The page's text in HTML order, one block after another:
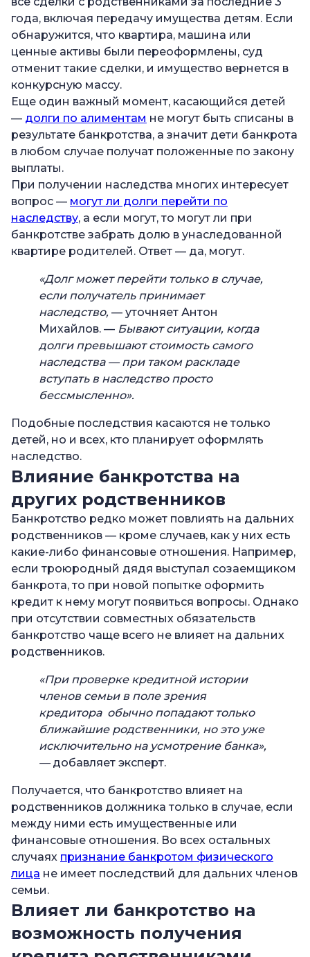
года, включая передачу имущества детям. Если
обнаружится, что квартира, машина или
ценные активы были переоформлены, суд
отменит такие сделки, и имущество вернется в
конкурсную массу.
Еще один важный момент, касающийся детей
— долги по алиментам не могут быть списаны в
результате банкротства, а значит дети банкрота
в любом случае получат положенные по закону
выплаты.
При получении наследства многих интересует
вопрос — могут ли долги перейти по
наследству, а если могут, то могут ли при
банкротстве забрать долю в унаследованной
квартире родителей. Ответ — да, могут.
«Долг может перейти только в случае,
если получатель принимает
наследство, — уточняет Антон
Михайлов. — Бывают ситуации, когда
долги превышают стоимость самого
наследства — при таком раскладе
вступать в наследство просто
бессмысленно».
Подобные последствия касаются не только
детей, но и всех, кто планирует оформлять
наследство.
Влияние банкротства на
других родственников
Банкротство редко может повлиять на дальних
родственников — кроме случаев, как у них есть
какие-либо финансовые отношения. Например,
если троюродный дядя выступал созаемщиком
банкрота, то при новой попытке оформить
кредит к нему могут появиться вопросы. Однако
при отсутствии совместных обязательств
банкротство чаще всего не влияет на дальних
родственников.
«При проверке кредитной истории
членов семьи в поле зрения
кредитора обычно попадают только
ближайшие родственники, но это уже
исключительно на усмотрение банка»,
—добавляет эксперт.
Получается, что банкротство влияет на
родственников должника только в случае, если
между ними есть имущественные или
финансовые отношения. Во всех остальных
случаях признание банкротом физического
лица не имеет последствий для дальних членов
семьи.
Влияет ли банкротство на
возможность получения